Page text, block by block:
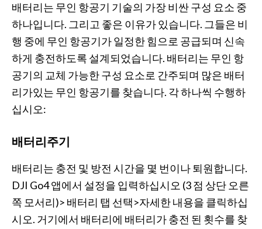
배터리는 무인 항공기 기술의 가장 비싼 구성 요소 중
하나입니다. 그리고 좋은 이유가 있습니다. 그들은 비
행 중에 무인 항공기가 일정한 힘으로 공급되며 신속
하게 충전하도록 설계되었습니다. 배터리는 무인 항
공기의 교체 가능한 구성 요소로 간주되며 많은 배터
리가있는 무인 항공기를 찾습니다. 각 하나씩 수행하
십시오:
배터리주기
배터리는 충전 및 방전 시간을 몇 번이나 퇴원합니다.
DJI Go4 앱에서 설정을 입력하십시오 (3 점 상단 오른
쪽 모서리)> 배터리 탭 선택>자세한 내용을 클릭하십
시오. 거기에서 배터리에 배터리가 충전 된 횟수를 찾